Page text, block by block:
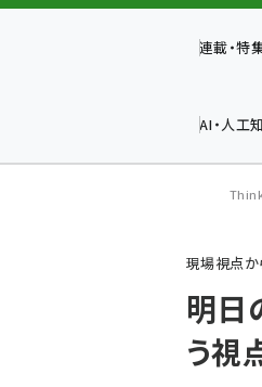
に
連載・特
AI・人工
ン
く
ず
現場視点
明日
う視